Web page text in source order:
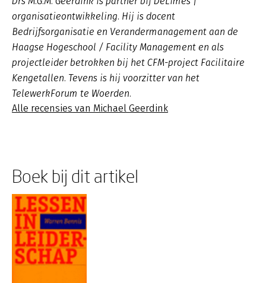
organisatieontwikkeling. Hij is docent
Bedrijfsorganisatie en Verandermanagement aan de
Haagse Hogeschool / Facility Management en als
projectleider betrokken bij het CFM-project Facilitaire
Kengetallen. Tevens is hij voorzitter van het
TelewerkForum te Woerden.
Alle recensies van Michael Geerdink
Boek bij dit artikel